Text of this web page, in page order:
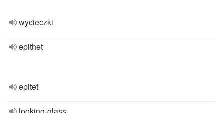
wycieczki
epithet
epitet